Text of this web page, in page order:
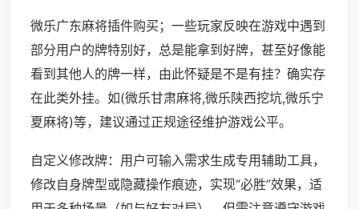
微乐广东麻将插件购买；一些玩家反映在游戏中遇到
部分用户的牌特别好，总是能拿到好牌，甚至好像能
看到其他人的牌一样，由此怀疑是不是有挂？确实存
在此类外挂。如(微乐甘肃麻将,微乐陕西挖坑,微乐宁
夏麻将)等，建议通过正规途径维护游戏公平。
自定义修改牌：用户可输入需求生成专用辅助工具，
修改自身牌型或隐藏操作痕迹，实现“必胜”效果，适